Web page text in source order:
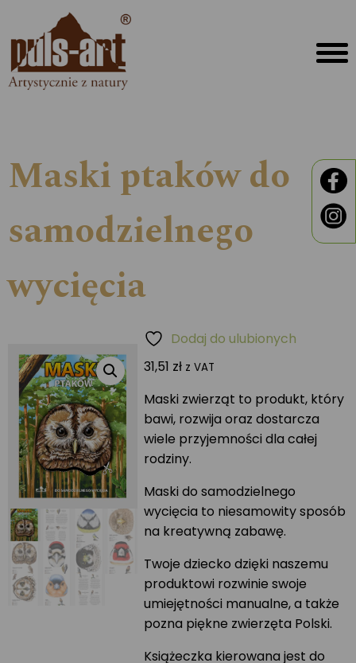
Maski ptaków do
samodzielnego
wycięcia
31,51 zł z VAT
Maski zwierząt to produkt, który
bawi, rozwija oraz dostarcza
wiele przyjemności dla całej
rodziny.
Maski do samodzielnego
wycięcia to niesamowity sposób
na kreatywną zabawę.
Twoje dziecko dzięki naszemu
produktowi rozwinie swoje
umiejętności manualne, a także
pozna piękne zwierzęta Polski.
Książeczka kierowana jest do
Dodaj do ulubionych